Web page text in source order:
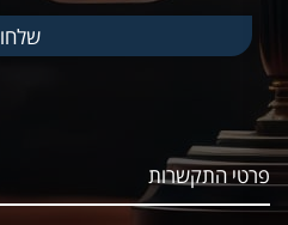
פרטי התקשרות